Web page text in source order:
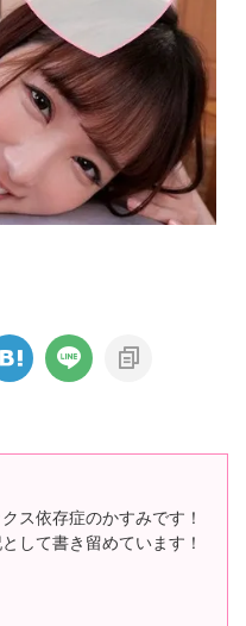
ス依存症のかすみです！
して書き留めています！